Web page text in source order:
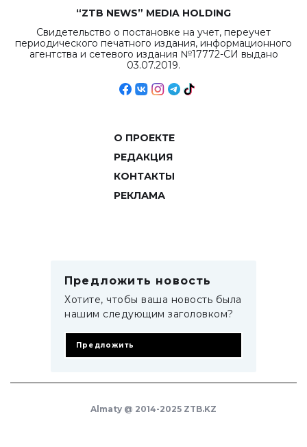
“ZTB NEWS” MEDIA HOLDING
Свидетельство о постановке на учет, переучет
периодического печатного издания, информационного
агентства и сетевого издания №17772-СИ выдано
03.07.2019.
О ПРОЕКТЕ
РЕДАКЦИЯ
КОНТАКТЫ
РЕКЛАМА
Предложить новость
Хотите, чтобы ваша новость была
нашим следующим заголовком?
Предложить
Almaty @ 2014-2025 ZTB.KZ